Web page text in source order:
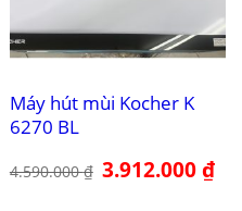
Máy hút mùi Kocher K
6270 BL
4.590.000₫ Giá
gốc
3.912.000₫Giá